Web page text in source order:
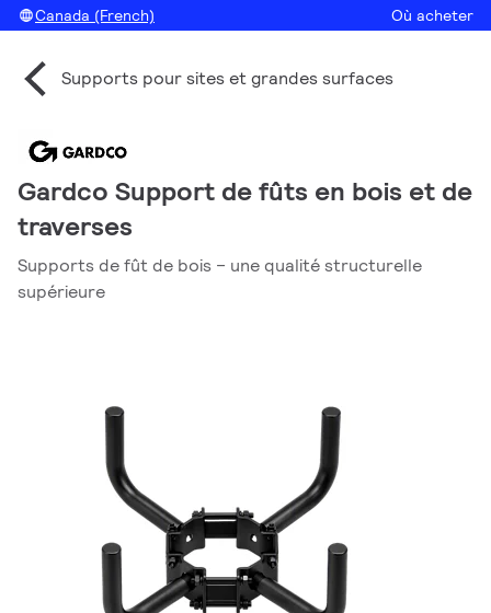
Canada (French) Où acheter
Supports pour sites et grandes surfaces
Gardco Support de fûts en bois et de
traverses
Supports de fût de bois – une qualité structurelle
supérieure